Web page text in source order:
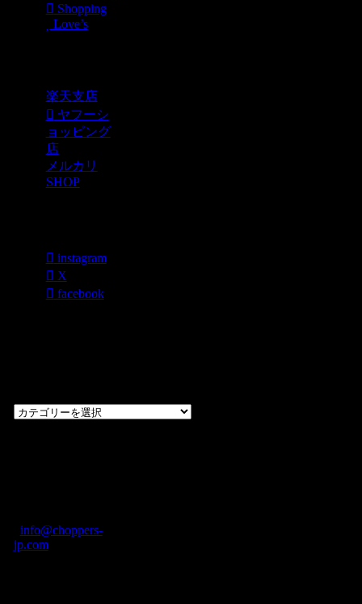
Shopping
Love’s
楽天支店
ヤフーシ
ョッピング
店
メルカリ
SHOP
instagram
X
facebook
過
テ
ゴ
info@choppers-
jp.com